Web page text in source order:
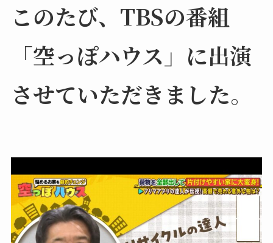
このたび、TBSの番組
「空っぽハウス」に出演
させていただきました。